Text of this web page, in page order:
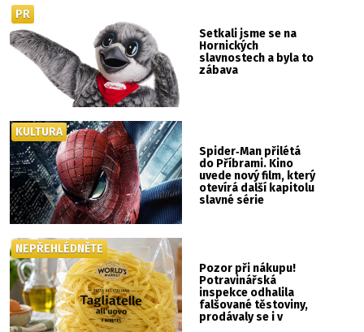
Setkali jsme se na
Hornických
slavnostech a byla to
zábava
PR
Spider‑Man přilétá
do Příbrami. Kino
uvede nový film, který
otevírá další kapitolu
slavné série
KULTURA
Pozor při nákupu!
Potravinářská
inspekce odhalila
falšované těstoviny,
prodávaly se i v
NEPŘEHLÉDNĚTE